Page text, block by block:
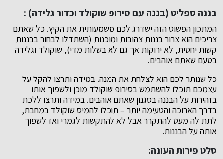
בננה ספליט (בננה עם סירופ שוקולד וכדור גלידה) :
המתכון הפשוט הזה ישדרג לכם משמעותית את הקיץ. כל שאתם
צריכים הוא צרור בננות צהובות ומוכנות (השתדלו לבחור בבננות
קשות יחסית, לא ירוקות אך גם לא בשלות מדי), שוקולד וגלידה
בטעם שאתם אוהבים.
כל שנותר לכם הוא לצלחת את המנה. במידה ותרצו להקל על
עצמכם תוכלו להשתמש בסירופ שוקולד מוכן ולשפוך אותו
בזהירות על הבננה בסגנון שאתם אוהבים. במידה ותרצו ללכת
בדרך הארוכה והטעימה יותר – תוכלו להמיס שוקולד במחבת,
לתת לה מעט להתקרר אבל לא להתקשות לגמרי ואז לשפוך
אותה על הבננות.
סלט פירות העונה: